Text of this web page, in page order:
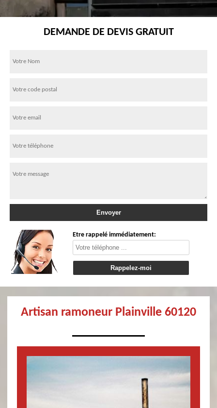
DEMANDE DE DEVIS GRATUIT
Etre rappelé immédiatement:
Artisan ramoneur Plainville 60120